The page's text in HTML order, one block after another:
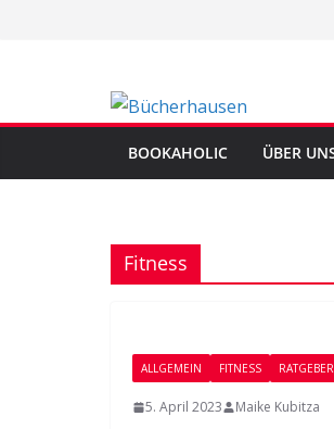
BOOKAHOLIC ÜBER
Fitness
ALLGEMEIN FITNESS RATGEBER
5. April 2023 Maike Kubitza